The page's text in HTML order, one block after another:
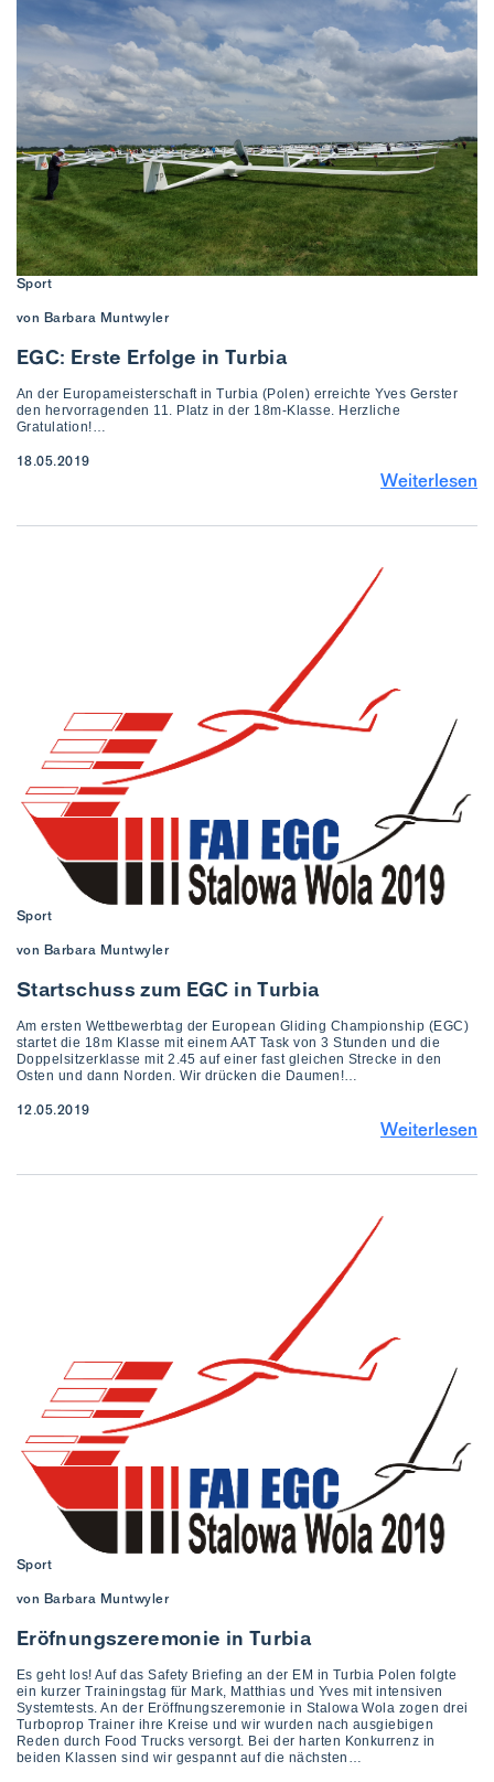
Sport
von Barbara Muntwyler
EGC: Erste Erfolge in Turbia
An der Europameisterschaft in Turbia (Polen) erreichte Yves Gerster
den hervorragenden 11. Platz in der 18m-Klasse. Herzliche
Gratulation!…
18.05.2019
Weiterlesen
Sport
von Barbara Muntwyler
Startschuss zum EGC in Turbia
Am ersten Wettbewerbtag der European Gliding Championship (EGC)
startet die 18m Klasse mit einem AAT Task von 3 Stunden und die
Doppelsitzerklasse mit 2.45 auf einer fast gleichen Strecke in den
Osten und dann Norden. Wir drücken die Daumen!…
12.05.2019
Weiterlesen
Sport
von Barbara Muntwyler
Eröfnungszeremonie in Turbia
Es geht los! Auf das Safety Briefing an der EM in Turbia Polen folgte
ein kurzer Trainingstag für Mark, Matthias und Yves mit intensiven
Systemtests. An der Eröffnungszeremonie in Stalowa Wola zogen drei
Turboprop Trainer ihre Kreise und wir wurden nach ausgiebigen
Reden durch Food Trucks versorgt. Bei der harten Konkurrenz in
beiden Klassen sind wir gespannt auf die nächsten…